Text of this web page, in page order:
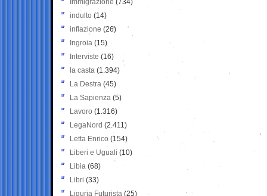
Immigrazione (734)
indulto (14)
inflazione (26)
Ingroia (15)
Interviste (16)
la casta (1.394)
La Destra (45)
La Sapienza (5)
Lavoro (1.316)
LegaNord (2.411)
Letta Enrico (154)
Liberi e Uguali (10)
Libia (68)
Libri (33)
Liguria Futurista (25)